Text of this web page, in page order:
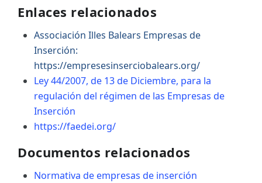
Enlaces relacionados
Associación Illes Balears Empresas de
Inserción:
https://empresesinserciobalears.org/
Ley 44/2007, de 13 de Diciembre, para la
regulación del régimen de las Empresas de
Inserción
https://faedei.org/
Documentos relacionados
Normativa de empresas de inserción